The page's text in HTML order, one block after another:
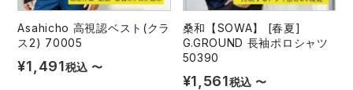
Asahicho 高視認ベスト(クラ
ス2) 70005
¥1,491税込 〜
桑和【SOWA】 [春夏]
G.GROUND 長袖ポロシャツ
50390
¥1,561税込 〜